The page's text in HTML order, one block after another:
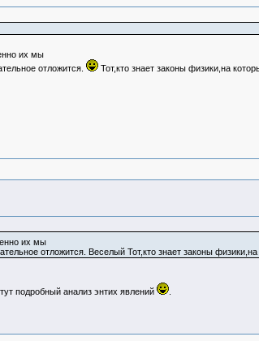
их мы
отложится.
Тот,кто знает законы физики,на
их мы
отложится. Веселый Тот,кто знает законы
подробный анализ энтих явлений
.